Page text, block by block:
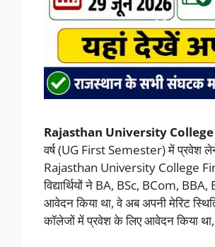
Rajasthan University
वर्ष (UG First Semester) में प्रवेश लेने
Rajasthan University College
विद्यार्थियों ने BA, BSc, BCom,
आवेदन किया था, वे अब अपनी मेरिट
कॉलेजों में प्रवेश के लिए आवेदन किया